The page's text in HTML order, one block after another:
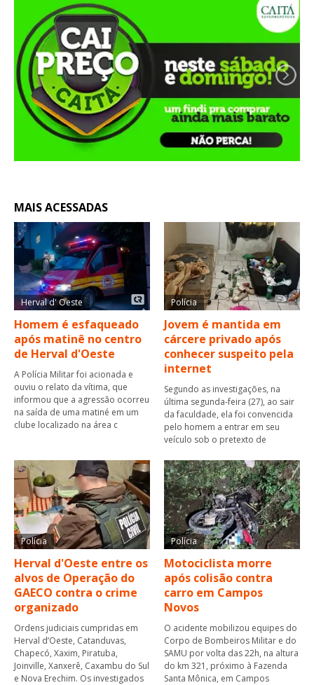
MAIS ACESSADAS
Herval d' Oeste
Homem é esfaqueado
após matinê no centro
de Herval d'Oeste
A Polícia Militar foi acionada e
ouviu o relato da vítima, que
informou que a agressão ocorreu
na saída de uma matiné em um
clube localizado na área c
Polícia
Jovem é mantida em
cárcere privado após
conhecer suspeito pela
internet
Segundo as investigações, na
última segunda-feira (27), ao sair
da faculdade, ela foi convencida
pelo homem a entrar em seu
veículo sob o pretexto de
Polícia
Herval d'Oeste entre os
alvos de Operação do
GAECO contra o crime
organizado
Ordens judiciais cumpridas em
Herval d’Oeste, Catanduvas,
Chapecó, Xaxim, Piratuba,
Joinville, Xanxerê, Caxambu do Sul
e Nova Erechim. Os investigados
Polícia
Motociclista morre
após colisão contra
carro em Campos
Novos
O acidente mobilizou equipes do
Corpo de Bombeiros Militar e do
SAMU por volta das 22h, na altura
do km 321, próximo à Fazenda
Santa Mônica, em Campos